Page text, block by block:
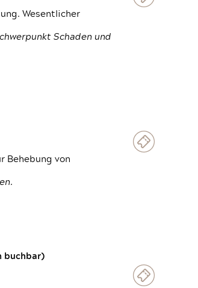
Wesentlicher
Schaden und
Behebung von
buchbar)